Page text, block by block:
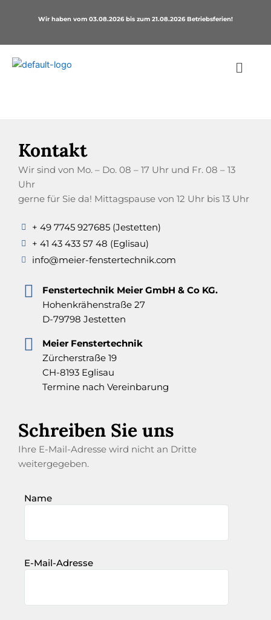
Wir haben vom 03.08.2026 bis zum 21.08.2026 Betriebsferien!
Kontakt
Wir sind von Mo. – Do. 08 – 17 Uhr und Fr. 08 – 13
Uhr
gerne für Sie da! Mittagspause von 12 Uhr bis 13 Uhr
+ 49 7745 927685 (Jestetten)
+ 41 43 433 57 48 (Eglisau)
info@meier-fenstertechnik.com
Fenstertechnik Meier GmbH & Co KG.
Hohenkrähenstraße 27
D-79798 Jestetten
Meier Fenstertechnik
Zürcherstraße 19
CH-8193 Eglisau
Termine nach Vereinbarung
Schreiben Sie uns
Ihre E-Mail-Adresse wird nicht an Dritte
weitergegeben.
Name
E-Mail-Adresse